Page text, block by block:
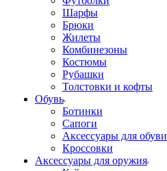
Шарфы
Брюки
Жилеты
Комбинезоны
Костюмы
Рубашки
Толстовки и кофты
Обувь
Ботинки
Сапоги
Аксессуары для обуви
Кроссовки
Аксессуары для оружия